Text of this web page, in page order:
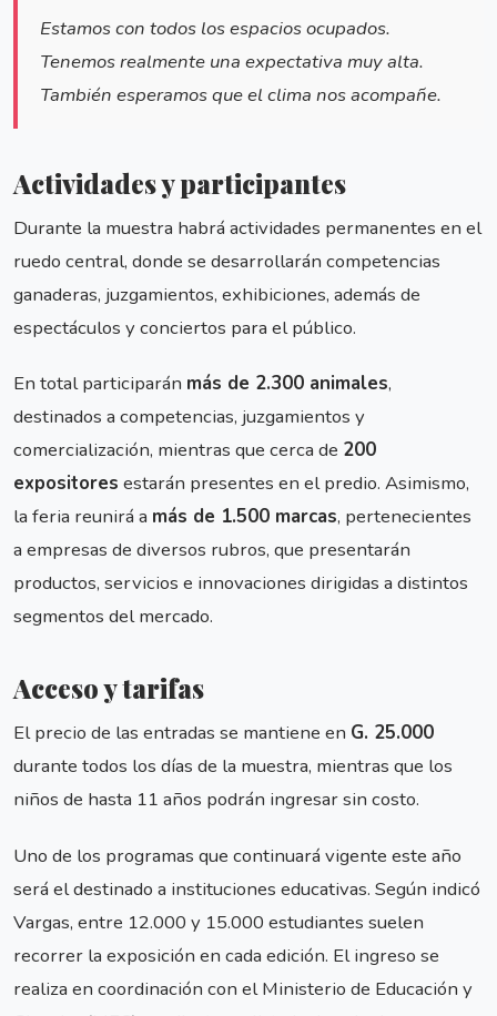
Estamos con todos los espacios ocupados.
Tenemos realmente una expectativa muy alta.
También esperamos que el clima nos acompañe.
Actividades y participantes
Durante la muestra habrá actividades permanentes en el
ruedo central, donde se desarrollarán competencias
ganaderas, juzgamientos, exhibiciones, además de
espectáculos y conciertos para el público.
En total participarán más de 2.300 animales,
destinados a competencias, juzgamientos y
comercialización, mientras que cerca de 200
expositores estarán presentes en el predio. Asimismo,
la feria reunirá a más de 1.500 marcas, pertenecientes
a empresas de diversos rubros, que presentarán
productos, servicios e innovaciones dirigidas a distintos
segmentos del mercado.
Acceso y tarifas
El precio de las entradas se mantiene en G. 25.000
durante todos los días de la muestra, mientras que los
niños de hasta 11 años podrán ingresar sin costo.
Uno de los programas que continuará vigente este año
será el destinado a instituciones educativas. Según indicó
Vargas, entre 12.000 y 15.000 estudiantes suelen
recorrer la exposición en cada edición. El ingreso se
realiza en coordinación con el Ministerio de Educación y